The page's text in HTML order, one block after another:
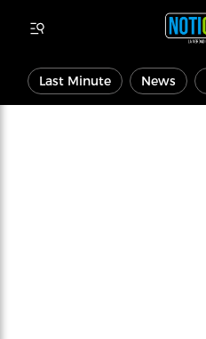
Last Minute News